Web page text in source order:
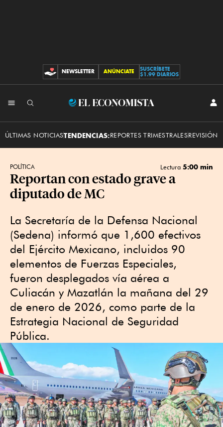
CONTRIBUCIONES
NEWSLETTER ANÚNCIATE
SUSCRÍBETE
$1.99 DIARIOS
El
ÚLTIMAS NOTICIASTENDENCIAS:REPORTES TRIMESTRALESREVISIÓN
POLÍTICA Lectura 5:00 min
Reportan con estado grave a
diputado de MC
La Secretaría de la Defensa Nacional
(Sedena) informó que 1,600 efectivos
del Ejército Mexicano, incluidos 90
elementos de Fuerzas Especiales,
fueron desplegados vía aérea a
Culiacán y Mazatlán la mañana del 29
de enero de 2026, como parte de la
Estrategia Nacional de Seguridad
Pública.